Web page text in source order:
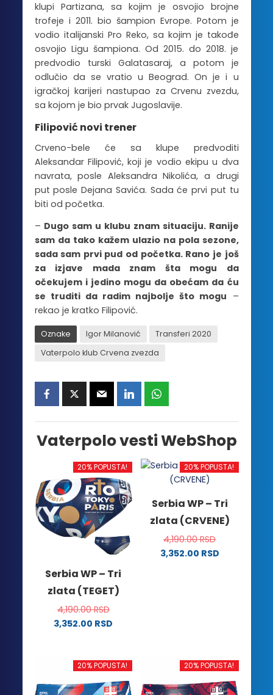
klupi Partizana, sa kojim je osvojio brojne
trofeje i 2011. bio šampion Evrope. Potom je
vodio italijanski Pro Reko, sa kojim je takođe
osvojio Ligu šampiona. Od 2015. do 2018. je
predvodio turski Galatasaraj, a potom je
odlučio da se vratio u Beograd. On je i u
igračkoj karijeri nastupao za Crvenu zvezdu,
sa kojom je bio prvak Jugoslavije.
Filipović novi trener
Crveno-bele će sa klupe predvoditi
Aleksandar Filipović, koji je vodio ekipu u dva
navrata, posle Aleksandra Nikolića, a drugi
put posle Dejana Savića. Sada će prvi put tu
biti od početka.
– Dugo sam u klubu znam situaciju. Ranije
sam da tako kažem ulazio na pola sezone,
sada sam prvi pud od početka. Rano je još
za izjave mada znam šta mogu da
očekujem i jedino mogu da obećam da ću
se truditi da radim najbolje što mogu –
rekao je kratko Filipović.
Oznake Igor Milanović
Transferi 2020
Vaterpolo klub Crvena zvezda
Vaterpolo vesti WebShop
20% POPUSTA!
Serbia WP – Tri
zlata (TEGET)
4,190.00RSD
3,352.00 RSD
ima
20% POPUSTA!
Serbia WP – Tri
zlata (CRVENE)
4,190.00RSD
3,352.00 RSD
biti
izabrane
20% POPUSTA! 20% POPUSTA!